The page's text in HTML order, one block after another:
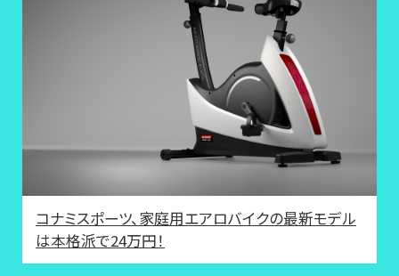
コナミスポーツ、家庭用エアロバイクの最新モデル
は本格派で24万円！